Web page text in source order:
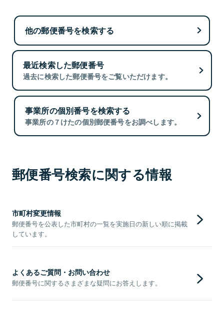
他の郵便番号を検索する
最近検索した郵便番号
過去に検索した郵便番号をご覧いただけます。
事業所の個別番号を検索する
事業所の７けたの個別郵便番号をお調べします。
郵便番号検索に関する情報
市町村変更情報
郵便番号を公表した市町村の一覧を実施日の新しい順に掲載
しています。
よくあるご質問・お問い合わせ
郵便番号に関するさまざまな疑問にお答えします。